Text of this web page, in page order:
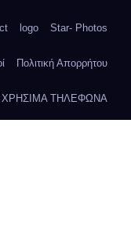
logo Star- Photos
Πολιτική Απορρήτου
ΧΡΗΣΙΜΑ ΤΗΛΕΦΩΝΑ